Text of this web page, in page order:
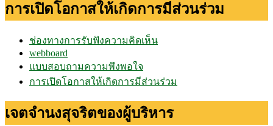
การเปิดโอกาสให้เกิดการมีส่วนร่วม
ช่องทางการรับฟังความคิดเห็น
webboard
แบบสอบถามความพึงพอใจ
การเปิดโอกาสให้เกิดการมีส่วนร่วม
เจตจำนงสุจริตของผู้บริหาร